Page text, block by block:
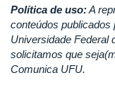
Política de uso:A
conteúdos publicados
Universidade Federal
solicitamos que
Comunica UFU.